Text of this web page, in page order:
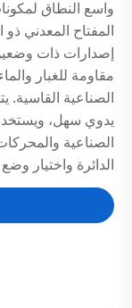
واسع النطاق
المفتاح المعدني
مقاومة للغبار
الصناعية
يدوي سهل،
الصناعية
الدائرة واختيار